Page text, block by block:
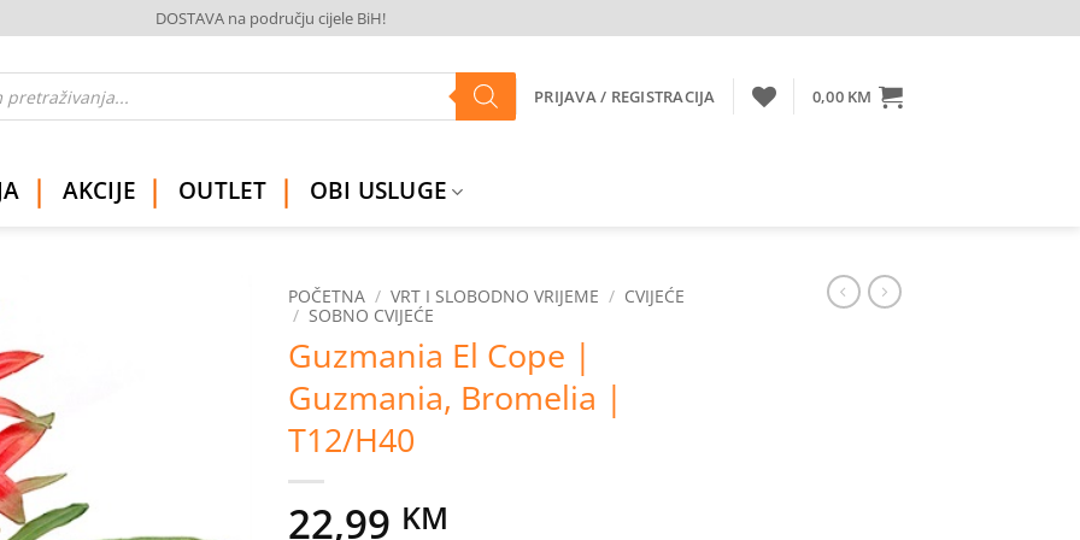
DOSTAVA na području cijele BiH!
PRIJAVA / REGISTRACIJA 0,00 KM
AKCIJE OUTLET OBI USLUGE
POČETNA / VRT I SLOBODNO VRIJEME / CVIJEĆE
/ SOBNO CVIJEĆE
Guzmania El Cope |
Guzmania, Bromelia |
T12/H40
22,99 KM